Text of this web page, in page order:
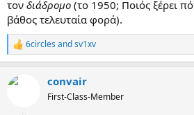
τον διάδρομο (τo 1950; Ποιός ξέρει
βάθος τελευταία φορά).
R
e
c
6circles andsv1xv
convair
First-Class-Member